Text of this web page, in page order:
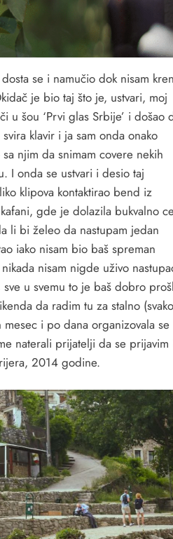
se i namučio dok nisam
je bio taj što je, ustvari, moj
u šou ‘Prvi glas Srbije’ i došao
klavir i ja sam onda onako
njim da snimam covere nekih
I onda se ustvari i desio taj
klipova kontaktirao bend iz
gde je dolazila bukvalno
li bi želeo da nastupam jedan
iako nisam bio baš spreman
nisam nigde uživo
u svemu to je baš dobro
da radim tu za stalno
i po dana organizovala se
naterali prijatelji da se prijavim
2014 godine.